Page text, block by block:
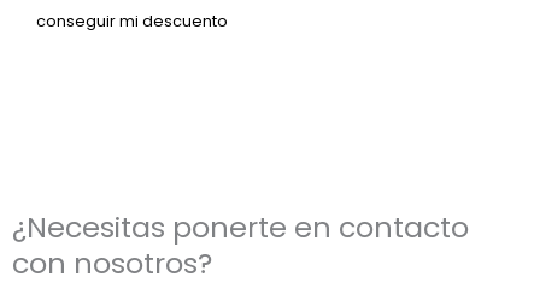
¿Necesitas ponerte en contacto
con nosotros?